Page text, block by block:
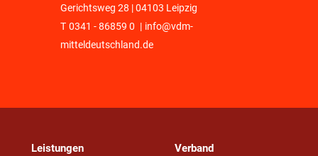
Gerichtsweg 28 | 04103 Leipzig
T 0341 - 86859 0 | info@vdm-
mitteldeutschland.de
Leistungen Verband